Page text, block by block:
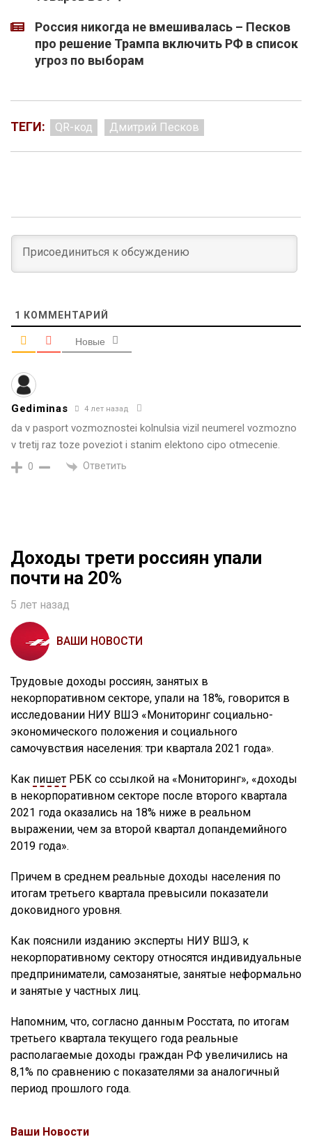
Россия никогда не вмешивалась – Песков
про решение Трампа включить РФ в список
угроз по выборам
ТЕГИ: QR-код Дмитрий Песков
1 КОММЕНТАРИЙ
Новые
Gediminas 4 лет назад
da v pasport vozmoznostei kolnulsia vizil neumerel vozmozno
v tretij raz toze poveziot i stanim elektono cipo otmecenie.
0 Ответить
Доходы трети россиян упали
почти на 20%
5 лет назад
ВАШИ НОВОСТИ
Трудовые доходы россиян, занятых в
некорпоративном секторе, упали на 18%, говорится в
исследовании НИУ ВШЭ «Мониторинг социально-
экономического положения и социального
самочувствия населения: три квартала 2021 года».
Как пишет РБК со ссылкой на «Мониторинг», «доходы
в некорпоративном секторе после второго квартала
2021 года оказались на 18% ниже в реальном
выражении, чем за второй квартал допандемийного
2019 года».
Причем в среднем реальные доходы населения по
итогам третьего квартала превысили показатели
доковидного уровня.
Как пояснили изданию эксперты НИУ ВШЭ, к
некорпоративному сектору относятся индивидуальные
предприниматели, самозанятые, занятые неформально
и занятые у частных лиц.
Напомним, что, согласно данным Росстата, по итогам
третьего квартала текущего года реальные
располагаемые доходы граждан РФ увеличились на
8,1% по сравнению с показателями за аналогичный
период прошлого года.
Ваши Новости